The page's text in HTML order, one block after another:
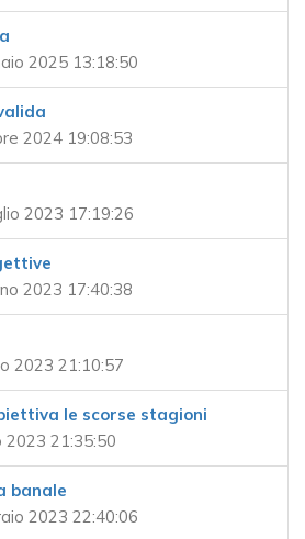
2025 13:18:50
2024 19:08:53
2023 17:19:26
2023 17:40:38
2023 21:10:57
le scorse stagioni
21:35:50
banale
2023 22:40:06